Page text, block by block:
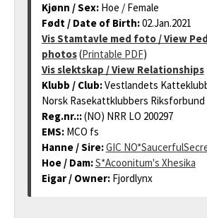
Kjønn / Sex: Hoe / Female
Født / Date of Birth:02.Jan.2021
Vis Stamtavle med foto / View
photos(Printable PDF)
Vis slektskap / View Relationships
Klubb / Club:Vestlandets
Norsk Rasekattklubbers Riksforbund
Reg.nr.::(NO) NRR LO 200297
EMS: MCO fs
Hanne / Sire:GIC
Hoe / Dam:S*Acoonitum's Xhesika
Eigar / Owner: Fjordlynx